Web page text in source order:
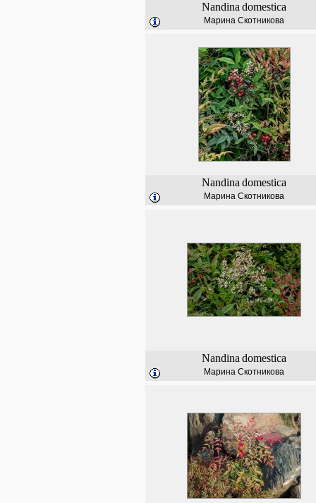
Nandina domestica
Марина Скотникова
Nandina domestica
Марина Скотникова
Nandina domestica
Марина Скотникова